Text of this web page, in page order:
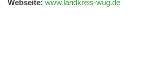
Webseite: www.landkreis-wug.de